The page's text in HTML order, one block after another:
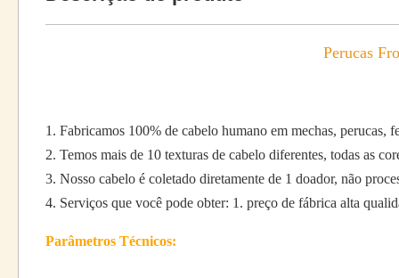
Perucas
1. Fabricamos 100% de cabelo humano em mechas, perucas,
2. Temos mais de 10 texturas de cabelo diferentes, todas as
3. Nosso cabelo é coletado diretamente de 1 doador, não
4. Serviços que você pode obter: 1. preço de fábrica alta
Parâmetros Técnicos: